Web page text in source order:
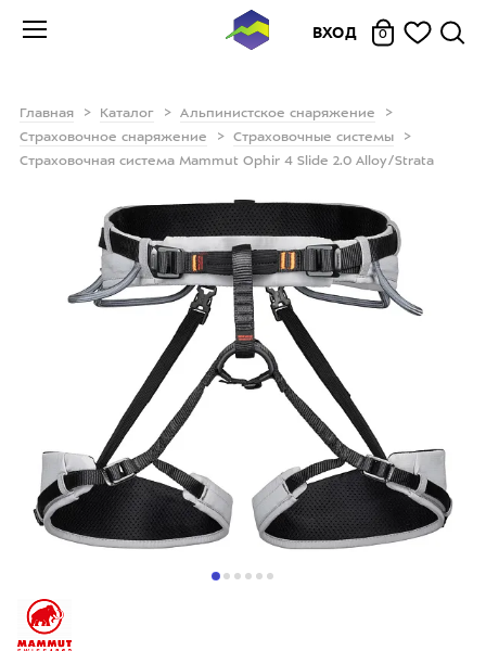
ВХОД 0
Главная Каталог
Альпинистское снаряжение
Страховочное снаряжение
Страховочные системы
Страховочная система Mammut Ophir 4 Slide 2.0 Alloy/Strata